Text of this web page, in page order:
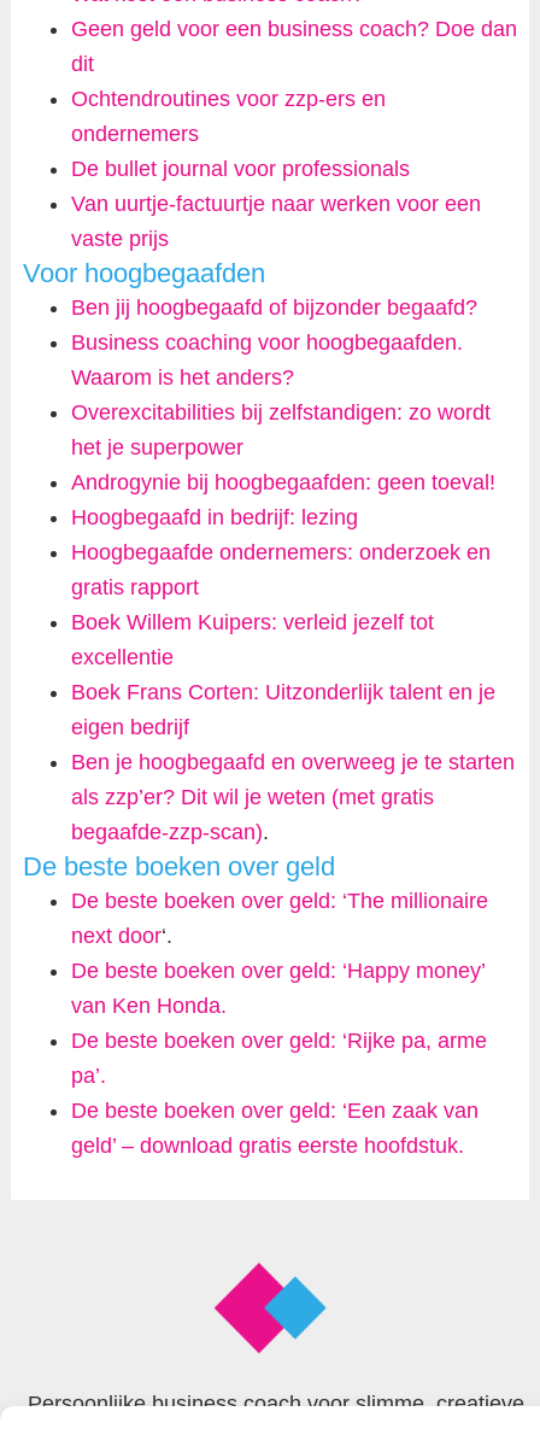
Geen geld voor een business coach? Doe dan
dit
Ochtendroutines voor zzp-ers en
ondernemers
De bullet journal voor professionals
Van uurtje-factuurtje naar werken voor een
vaste prijs
Voor hoogbegaafden
Ben jij hoogbegaafd of bijzonder begaafd?
Business coaching voor hoogbegaafden.
Waarom is het anders?
Overexcitabilities bij zelfstandigen: zo wordt
het je superpower
Androgynie bij hoogbegaafden: geen toeval!
Hoogbegaafd in bedrijf: lezing
Hoogbegaafde ondernemers: onderzoek en
gratis rapport
Boek Willem Kuipers: verleid jezelf tot
excellentie
Boek Frans Corten: Uitzonderlijk talent en je
eigen bedrijf
Ben je hoogbegaafd en overweeg je te starten
als zzp’er? Dit wil je weten (met gratis
begaafde-zzp-scan).
De beste boeken over geld
De beste boeken over geld: ‘The millionaire
next door‘.
De beste boeken over geld: ‘Happy money’
van Ken Honda.
De beste boeken over geld: ‘Rijke pa, arme
pa’.
De beste boeken over geld: ‘Een zaak van
geld’ – download gratis eerste hoofdstuk.
Persoonlijke business coach voor slimme, creatieve